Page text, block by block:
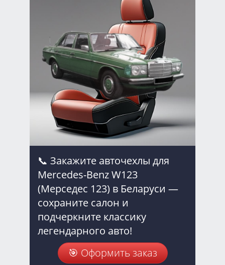
📞 Закажите авточехлы для
Mercedes-Benz W123
(Мерседес 123) в Беларуси —
сохраните салон и
подчеркните классику
легендарного авто!
🎯 Оформить заказ